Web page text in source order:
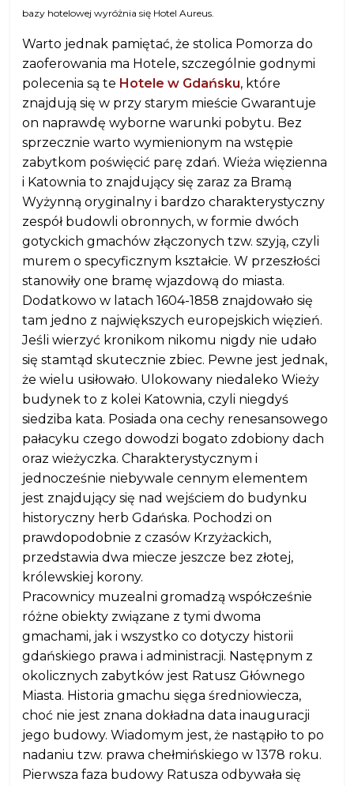
bazy hotelowej wyróżnia się Hotel Aureus.
Warto jednak pamiętać, że stolica Pomorza do
zaoferowania ma Hotele, szczególnie godnymi
polecenia są te Hotele w Gdańsku, które
znajdują się w przy starym mieście Gwarantuje
on naprawdę wyborne warunki pobytu. Bez
sprzecznie warto wymienionym na wstępie
zabytkom poświęcić parę zdań. Wieża więzienna
i Katownia to znajdujący się zaraz za Bramą
Wyżynną oryginalny i bardzo charakterystyczny
zespół budowli obronnych, w formie dwóch
gotyckich gmachów złączonych tzw. szyją, czyli
murem o specyficznym kształcie. W przeszłości
stanowiły one bramę wjazdową do miasta.
Dodatkowo w latach 1604-1858 znajdowało się
tam jedno z największych europejskich więzień.
Jeśli wierzyć kronikom nikomu nigdy nie udało
się stamtąd skutecznie zbiec. Pewne jest jednak,
że wielu usiłowało. Ulokowany niedaleko Wieży
budynek to z kolei Katownia, czyli niegdyś
siedziba kata. Posiada ona cechy renesansowego
pałacyku czego dowodzi bogato zdobiony dach
oraz wieżyczka. Charakterystycznym i
jednocześnie niebywale cennym elementem
jest znajdujący się nad wejściem do budynku
historyczny herb Gdańska. Pochodzi on
prawdopodobnie z czasów Krzyżackich,
przedstawia dwa miecze jeszcze bez złotej,
królewskiej korony.
Pracownicy muzealni gromadzą współcześnie
różne obiekty związane z tymi dwoma
gmachami, jak i wszystko co dotyczy historii
gdańskiego prawa i administracji. Następnym z
okolicznych zabytków jest Ratusz Głównego
Miasta. Historia gmachu sięga średniowiecza,
choć nie jest znana dokładna data inauguracji
jego budowy. Wiadomym jest, że nastąpiło to po
nadaniu tzw. prawa chełmińskiego w 1378 roku.
Pierwsza faza budowy Ratusza odbywała się